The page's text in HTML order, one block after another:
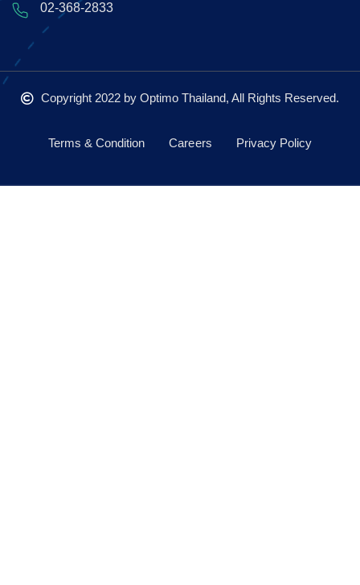
02-368-2833
Copyright 2022 by Optimo Thailand, All Rights Reserved.
Terms & Condition Careers Privacy Policy